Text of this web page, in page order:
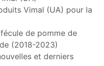
Vimal (UA) pour la
de pomme de
(2018-2023)
et derniers